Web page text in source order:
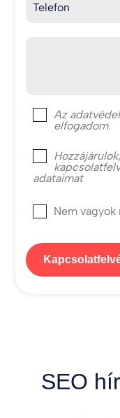
Telefon
Az
elfogadom.
adataimat
Nem vagyok
SEO